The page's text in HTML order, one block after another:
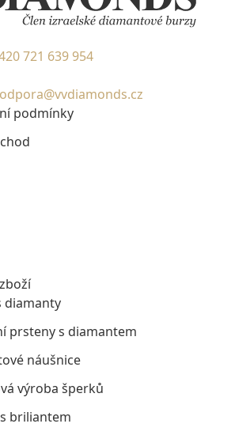
721 639 954
podmínky
diamanty
prsteny s diamantem
náušnice
výroba šperků
briliantem